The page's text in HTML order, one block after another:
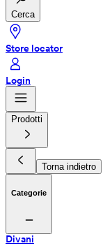
Cerca
Store locator
Login
Prodotti
Torna indietro
Categorie
Divani